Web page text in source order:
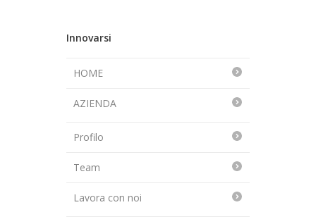
Innovarsi
HOME
AZIENDA
Profilo
Team
Lavora con noi